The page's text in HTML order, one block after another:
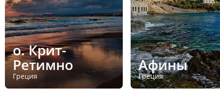
о. Крит-
Ретимно
Греция
Афины
Греция